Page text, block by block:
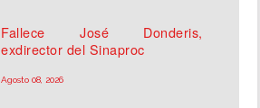
Fallece José Donderis,
exdirector del Sinaproc
Agosto 08, 2026